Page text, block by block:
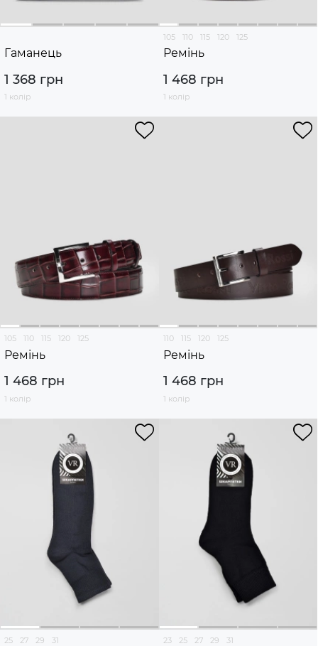
Гаманець
1 368 грн
1 колір
105 110 115 120 125
Ремінь
1 468 грн
1 колір
105 110 115 120 125
Ремінь
1 468 грн
1 колір
110 115 120 125
Ремінь
1 468 грн
1 колір
25 27 29 31 23 25 27 29 31